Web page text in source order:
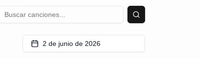
Buscar
2 de junio de 2026